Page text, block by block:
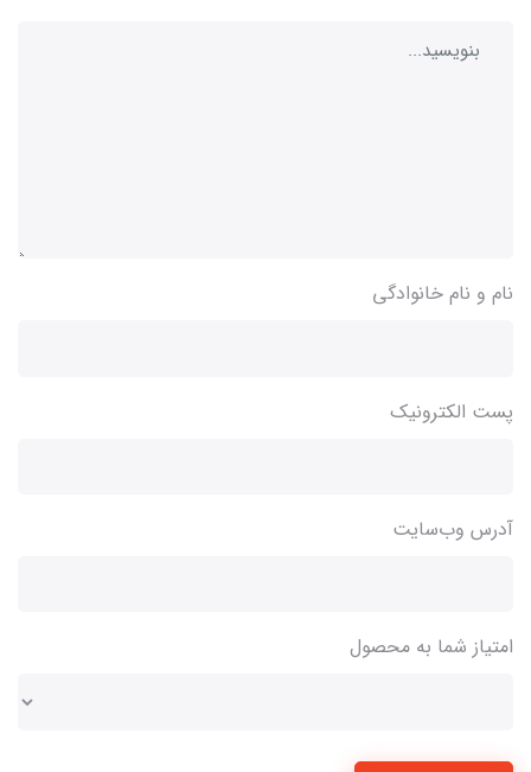
نام و نام خانوادگی
پست الکترونیک
آدرس وب‌سایت
امتیاز شما به محصول